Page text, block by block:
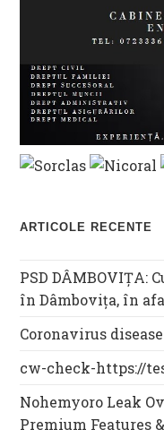
ARTICOLE RECENTE
PSD DÂMBOVIȚA:
în Dâmbovița, în
Coronavirus disease
cw-check-https://
Nohemyoro Leak
Premium Features